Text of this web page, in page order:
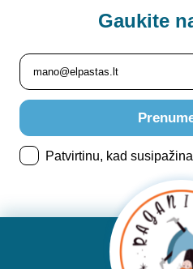
Gaukite
Patvirtinu, kad